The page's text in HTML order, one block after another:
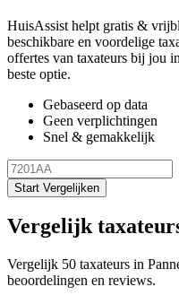
HuisAssist helpt gratis &
beschikbare en voordelige
offertes van taxateurs bij jou
beste optie.
Gebaseerd op data
Geen verplichtingen
Snel & gemakkelijk
Start Vergelijken
Vergelijk
Vergelijk 50 taxateurs in
beoordelingen en reviews.